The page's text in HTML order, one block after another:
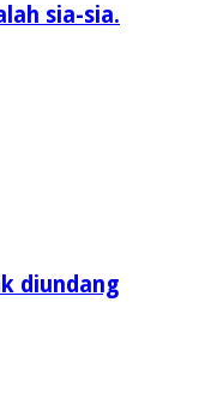
sia-sia.
diundang